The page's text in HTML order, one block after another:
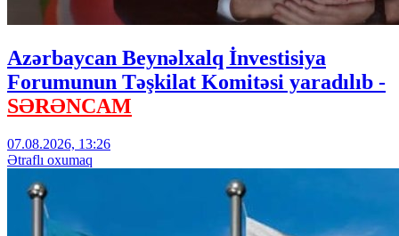
Azərbaycan Beynəlxalq İnvestisiya
Forumunun Təşkilat Komitəsi yaradılıb -
SƏRƏNCAM
07.08.2026, 13:26
Ətraflı oxumaq